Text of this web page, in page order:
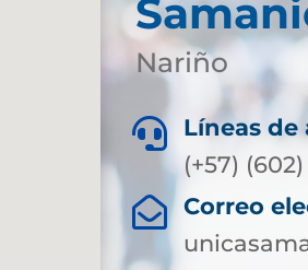
Nariño

Líneas de
(+57)

Correo